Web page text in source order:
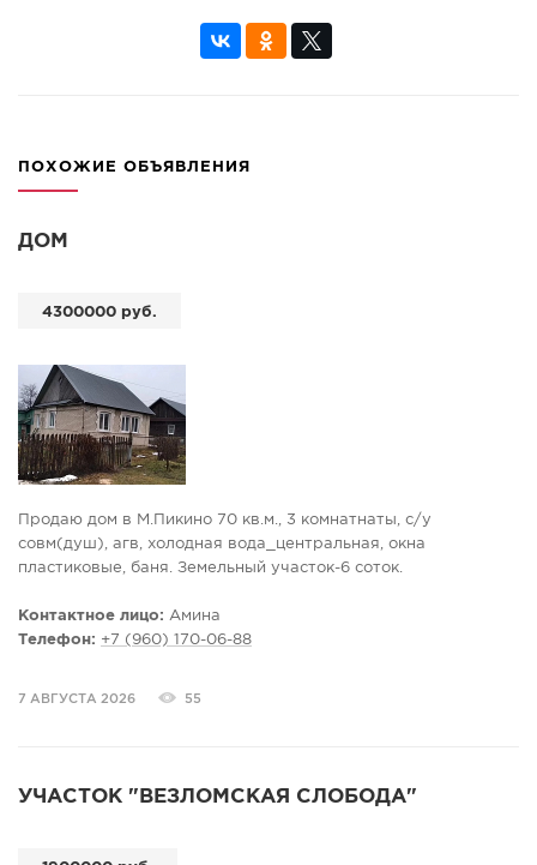
ПОХОЖИЕ ОБЪЯВЛЕНИЯ
ДОМ
4300000 руб.
Продаю дом в М.Пикино 70 кв.м., 3 комнатнаты, с/у
совм(душ), агв, холодная вода_центральная, окна
пластиковые, баня. Земельный участок-6 соток.
Контактное лицо: Амина
Телефон: +7 (960) 170-06-88
7 АВГУСТА 2026 55
УЧАСТОК "ВЕЗЛОМСКАЯ СЛОБОДА"